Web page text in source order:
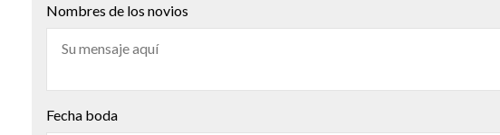
Nombres de los novios
Fecha boda